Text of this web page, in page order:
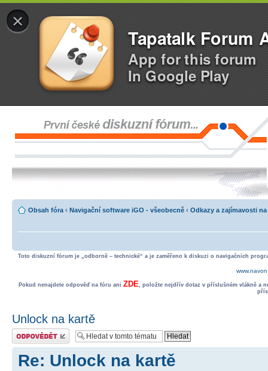
×
Tapatalk Forum
App for this forum
In Google Play
Obsah fóra ‹ Navigační software iGO - všeobecně ‹ Odkazy a zajímavosti
Toto diskuzní fórum je „odborně – technické“ a je zaměřeno k diskuzi o navigačních
Pokud nenajdete odpověď na fóru ani ZDE, položte nejdřív dotaz v příslušném vlákně a
Unlock na kartě
Odeslat odpověď
Re: Unlock na kartě